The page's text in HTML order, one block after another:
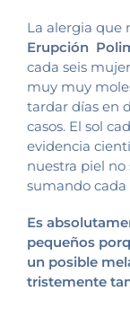
La alergia que
Erupción
cada seis
muy muy
tardar días en
casos. El sol
evidencia
nuestra piel no
sumando cada
Es
pequeños
un posible
tristemente